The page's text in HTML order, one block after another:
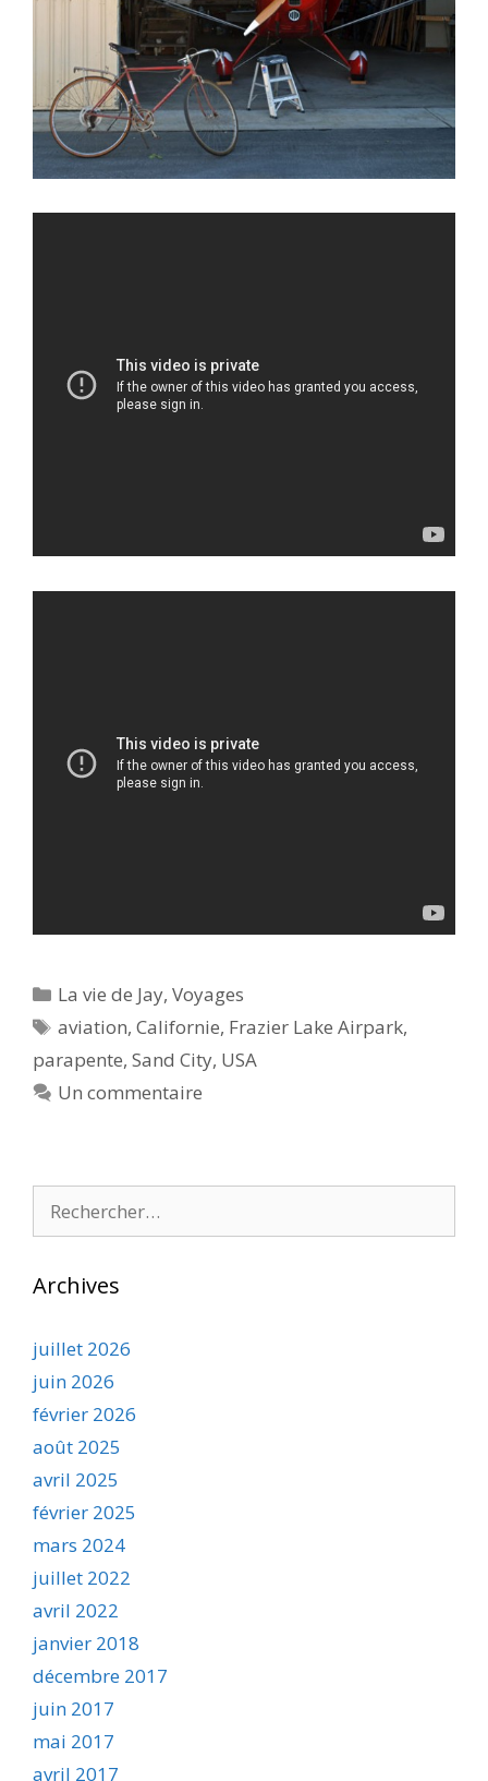
Catégories
La vie de Jay,Voyages
Étiquettes
aviation,Californie, Frazier Lake Airpark,
parapente, Sand City, USA
Un commentaire
Archives
juillet 2026
juin 2026
février 2026
août 2025
avril 2025
février 2025
mars 2024
juillet 2022
avril 2022
janvier 2018
décembre 2017
juin 2017
mai 2017
avril 2017